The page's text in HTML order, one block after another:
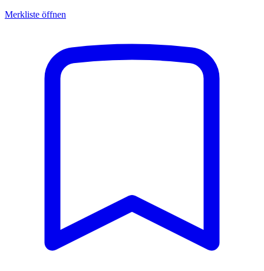
Merkliste öffnen